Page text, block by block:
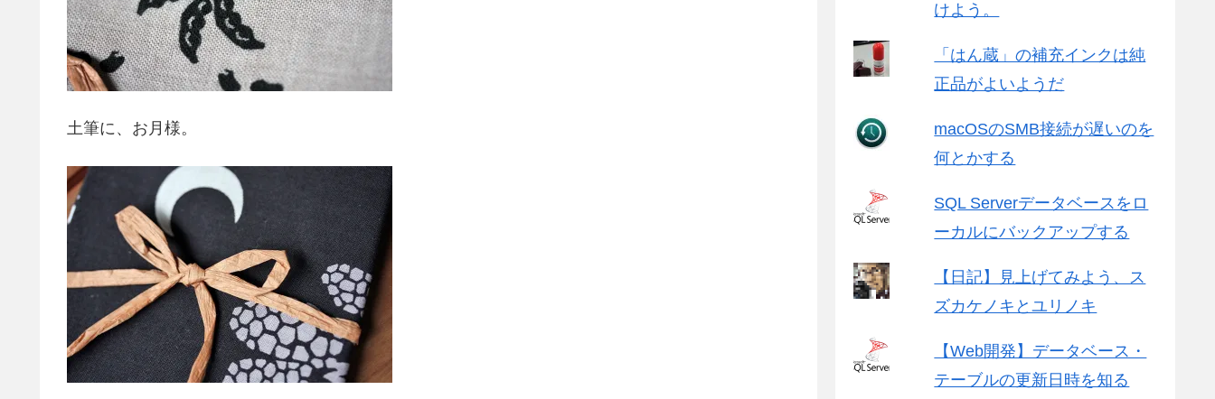
土筆に、お月様。
けよう。
「はん蔵」の補充インクは純
正品がよいようだ
macOSのSMB接続が遅いのを
何とかする
SQL Serverデータベースをロ
ーカルにバックアップする
【日記】見上げてみよう、ス
ズカケノキとユリノキ
【Web開発】データベース・
テーブルの更新日時を知る